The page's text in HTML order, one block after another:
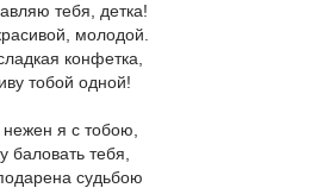
тебя, детка!
молодой.
конфетка,
тобой одной!
нежен я с тобою,
баловать тебя,
судьбою